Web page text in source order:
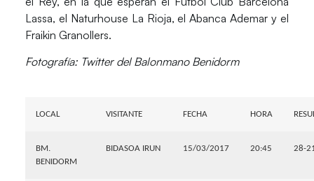
Lassa, el Naturhouse La Rioja, el Abanca Ademar y el
Fraikin Granollers.
Fotografía: Twitter del Balonmano Benidorm
LOCAL VISITANTE FECHA HORA
BM.
BENIDORM
BIDASOA IRUN 15/03/2017 20:45 28-